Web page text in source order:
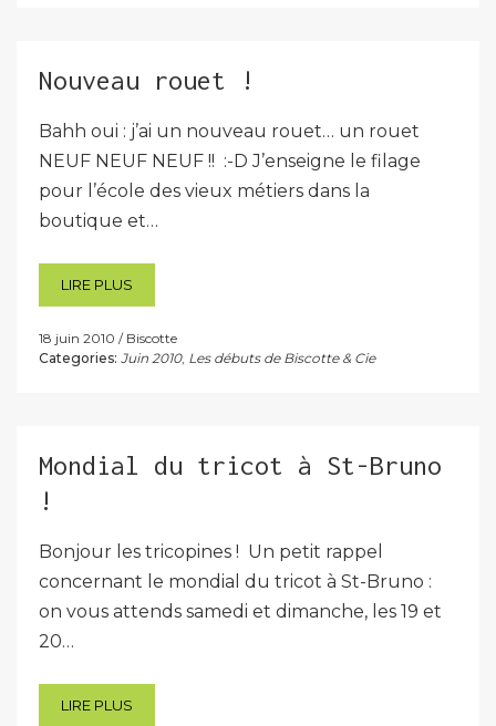
Nouveau rouet !
Bahh oui : j’ai un nouveau rouet… un rouet
NEUF NEUF NEUF !! :-D J’enseigne le filage
pour l’école des vieux métiers dans la
boutique et…
LIRE PLUS
18 juin 2010
Biscotte
Categories: Juin 2010, Les débuts de Biscotte & Cie
Mondial du tricot à St-Bruno
!
Bonjour les tricopines ! Un petit rappel
concernant le mondial du tricot à St-Bruno :
on vous attends samedi et dimanche, les 19 et
20…
LIRE PLUS